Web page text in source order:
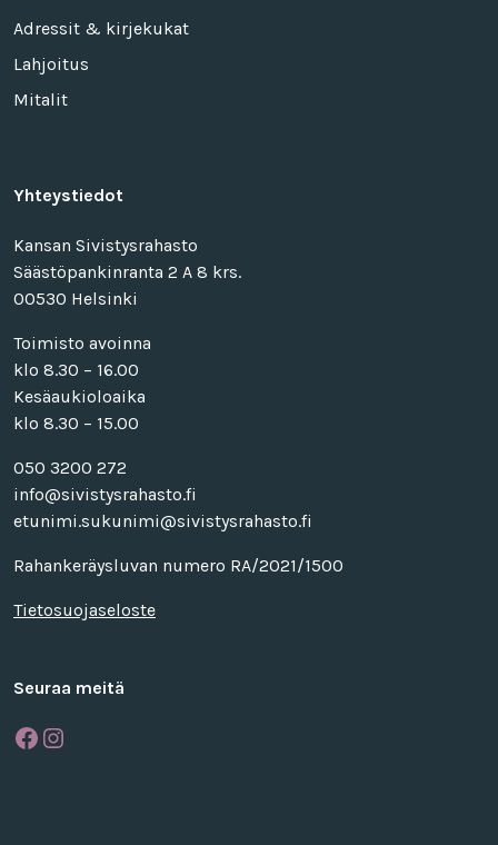
Adressit & kirjekukat
Lahjoitus
Mitalit
Yhteystiedot
Kansan Sivistysrahasto
Säästöpankinranta 2 A 8 krs.
00530 Helsinki
Toimisto avoinna
klo 8.30 – 16.00
Kesäaukioloaika
klo 8.30 – 15.00
050 3200 272
info@sivistysrahasto.fi
etunimi.sukunimi@sivistysrahasto.fi
Rahankeräysluvan numero RA/2021/1500
Tietosuojaseloste
Seuraa meitä
Facebook
Instagram